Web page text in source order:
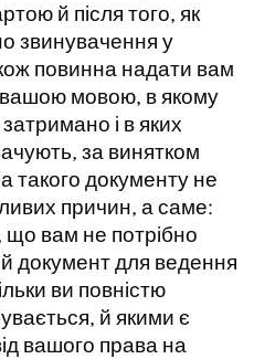
й після того, як
звинувачення у
повинна надати вам
мовою, в якому
і в яких
за винятком
такого документу не
причин, а саме:
вам не потрібно
документ для ведення
ви повністю
й якими є
вашого права на